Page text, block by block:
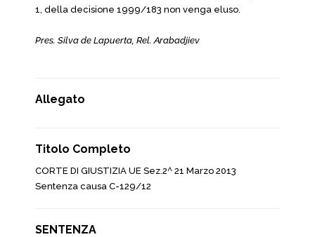
1, della decisione 1999/183 non venga eluso.
Pres. Silva de Lapuerta, Rel. Arabadjiev
Allegato
Titolo Completo
CORTE DI GIUSTIZIA UE Sez.2^ 21 Marzo 2013
Sentenza causa C-129/12
SENTENZA